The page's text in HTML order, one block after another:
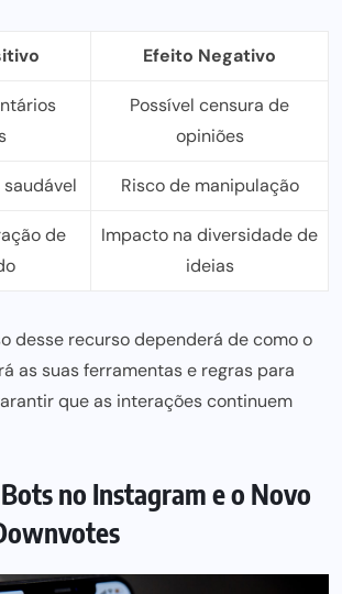
Efeito Negativo
Possível censura de
opiniões
Risco de manipulação
de
Impacto na diversidade de
ideias
desse recurso dependerá de como o
as suas ferramentas e regras para
que as interações continuem
no Instagram e o Novo